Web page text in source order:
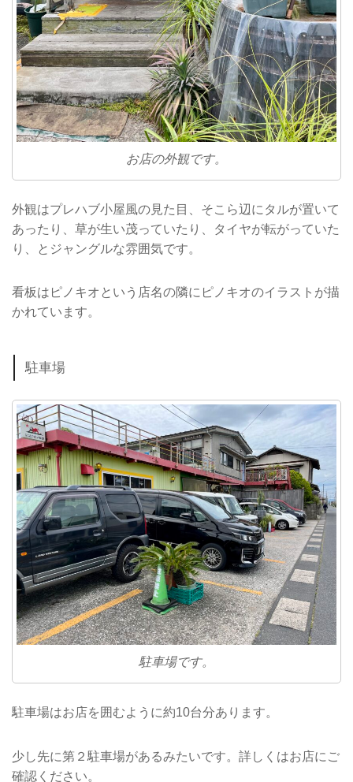
お店の外観です。
外観はプレハブ小屋風の見た目、そこら辺にタルが置いて
あったり、草が生い茂っていたり、タイヤが転がっていた
り、とジャングルな雰囲気です。
看板はピノキオという店名の隣にピノキオのイラストが描
かれています。
駐車場
駐車場です。
駐車場はお店を囲むように約10台分あります。
少し先に第２駐車場があるみたいです。詳しくはお店にご
確認ください。